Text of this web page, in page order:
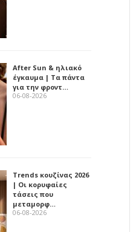
After Sun & ηλιακό
έγκαυμα | Τα πάντα
για την φροντ…
06-08-2026
Trends κουζίνας 2026
| Οι κορυφαίες
τάσεις που
μεταμορφ…
06-08-2026